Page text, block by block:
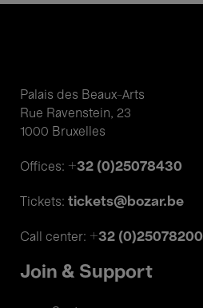
Palais des Beaux-Arts
Rue Ravenstein, 23
1000 Bruxelles
Offices: +32 (0)25078430
Tickets: tickets@bozar.be
Call center: +32 (0)25078200
Join & Support